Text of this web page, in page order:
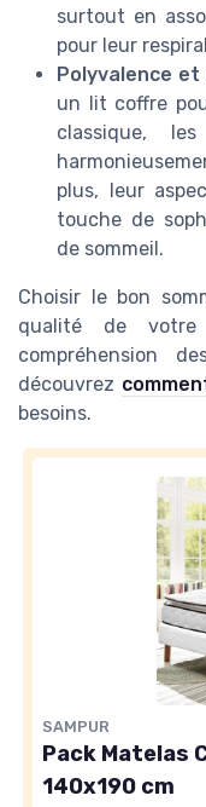
surtout en
pour leur
Polyvalence
un lit coffre
classique,
plus, leur
touche de
de sommeil.
Choisir le bon
qualité de votre
compréhension
découvrez
besoins.
SAMPUR
Pack Matelas
140x190 cm